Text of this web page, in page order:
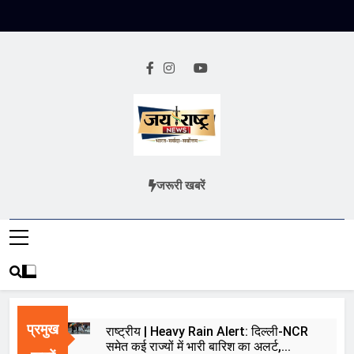
Jai Rashtra
हिंदी समाचार
जरूरी खबरें
प्रमुख
राष्ट्रीय | Heavy Rain Alert: दिल्ली-NCR
समेत कई राज्यों में भारी बारिश का अलर्ट,